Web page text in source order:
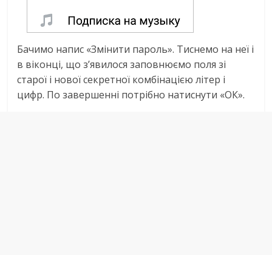
Бачимо напис «Змінити пароль». Тиснемо на неї і
в віконці, що з’явилося заповнюємо поля зі
старої і нової секретної комбінацією літер і
цифр. По завершенні потрібно натиснути «ОК».